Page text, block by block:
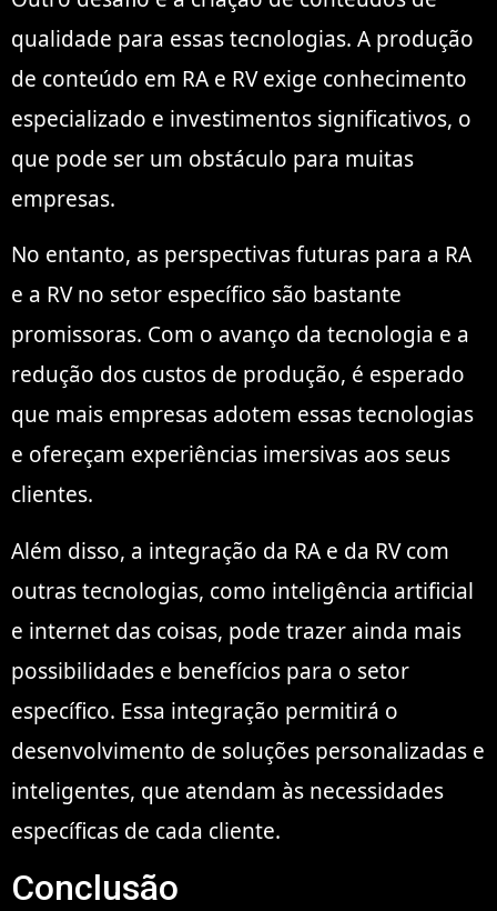
qualidade para essas tecnologias. A produção
de conteúdo em RA e RV exige conhecimento
especializado e investimentos significativos, o
que pode ser um obstáculo para muitas
empresas.
No entanto, as perspectivas futuras para a RA
e a RV no setor específico são bastante
promissoras. Com o avanço da tecnologia e a
redução dos custos de produção, é esperado
que mais empresas adotem essas tecnologias
e ofereçam experiências imersivas aos seus
clientes.
Além disso, a integração da RA e da RV com
outras tecnologias, como inteligência artificial
e internet das coisas, pode trazer ainda mais
possibilidades e benefícios para o setor
específico. Essa integração permitirá o
desenvolvimento de soluções personalizadas e
inteligentes, que atendam às necessidades
específicas de cada cliente.
Conclusão